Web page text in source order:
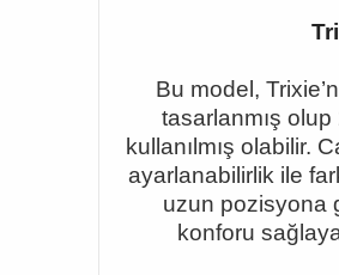
Bu model, Trixie
tasarlanmış
kullanılmış olabilir.
ayarlanabilirlik ile
uzun pozisyona
konforu